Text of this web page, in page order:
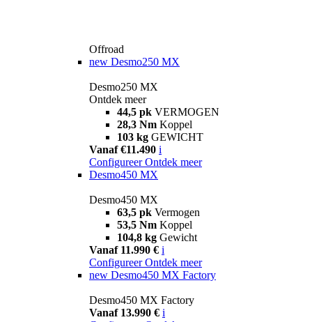
Offroad
new Desmo250 MX
Desmo250 MX
Ontdek meer
44,5 pk VERMOGEN
28,3 Nm Koppel
103 kg GEWICHT
Vanaf €11.490 i
Configureer Ontdek meer
Desmo450 MX
Desmo450 MX
63,5 pk Vermogen
53,5 Nm Koppel
104,8 kg Gewicht
Vanaf 11.990 € i
Configureer Ontdek meer
new Desmo450 MX Factory
Desmo450 MX Factory
Vanaf 13.990 € i